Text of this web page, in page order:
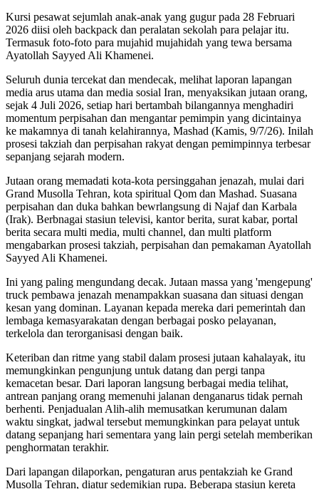
Kursi pesawat sejumlah anak-anak yang gugur pada 28 Februari
2026 diisi oleh backpack dan peralatan sekolah para pelajar itu.
Termasuk foto-foto para mujahid mujahidah yang tewa bersama
Ayatollah Sayyed Ali Khamenei.
Seluruh dunia tercekat dan mendecak, melihat laporan lapangan
media arus utama dan media sosial Iran, menyaksikan jutaan orang,
sejak 4 Juli 2026, setiap hari bertambah bilangannya menghadiri
momentum perpisahan dan mengantar pemimpin yang dicintainya
ke makamnya di tanah kelahirannya, Mashad (Kamis, 9/7/26). Inilah
prosesi takziah dan perpisahan rakyat dengan pemimpinnya terbesar
sepanjang sejarah modern.
Jutaan orang memadati kota-kota persinggahan jenazah, mulai dari
Grand Musolla Tehran, kota spiritual Qom dan Mashad. Suasana
perpisahan dan duka bahkan bewrlangsung di Najaf dan Karbala
(Irak). Berbnagai stasiun televisi, kantor berita, surat kabar, portal
berita secara multi media, multi channel, dan multi platform
mengabarkan prosesi takziah, perpisahan dan pemakaman Ayatollah
Sayyed Ali Khamenei.
Ini yang paling mengundang decak. Jutaan massa yang 'mengepung'
truck pembawa jenazah menampakkan suasana dan situasi dengan
kesan yang dominan. Layanan kepada mereka dari pemerintah dan
lembaga kemasyarakatan dengan berbagai posko pelayanan,
terkelola dan terorganisasi dengan baik.
Keteriban dan ritme yang stabil dalam prosesi jutaan kahalayak, itu
memungkinkan pengunjung untuk datang dan pergi tanpa
kemacetan besar. Dari laporan langsung berbagai media telihat,
antrean panjang orang memenuhi jalanan denganarus tidak pernah
berhenti. Penjadualan Alih-alih memusatkan kerumunan dalam
waktu singkat, jadwal tersebut memungkinkan para pelayat untuk
datang sepanjang hari sementara yang lain pergi setelah memberikan
penghormatan terakhir.
Dari lapangan dilaporkan, pengaturan arus pentakziah ke Grand
Musolla Tehran, diatur sedemikian rupa. Beberapa stasiun kereta